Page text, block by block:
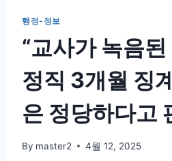
행정-정보
“교사가 녹음
정직 3개월 징
은 정당하다고
By master2 4월 12, 2025